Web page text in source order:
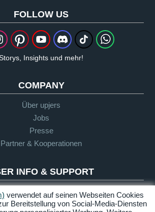
FOLLOW US
Insights und mehr!
COMPANY
Über upjers
Jobs
Presse
Partner & Kooperationen
INFO & SUPPORT
Glossar
Let's Play Richtlinie
verwendet auf seinen Webseiten Cookies
Bereitstellung von Social-Media-Diensten